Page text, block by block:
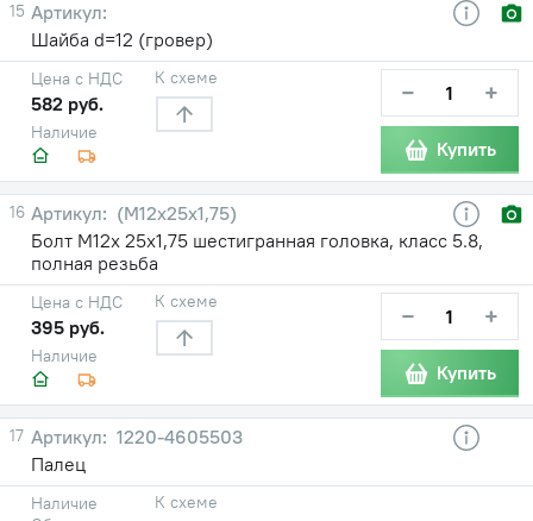
15
Шайба d=12 (гровер)
Наличие
Цена с НДС
582 руб.
К схеме − +
Купить
16
(М12х25х1,75)
Болт М12х 25х1,75 шестигранная головка, класс 5.8,
полная резьба
Наличие
Цена с НДС
395 руб.
К схеме − +
Купить
17
1220-4605503
Палец
Наличие
К схеме